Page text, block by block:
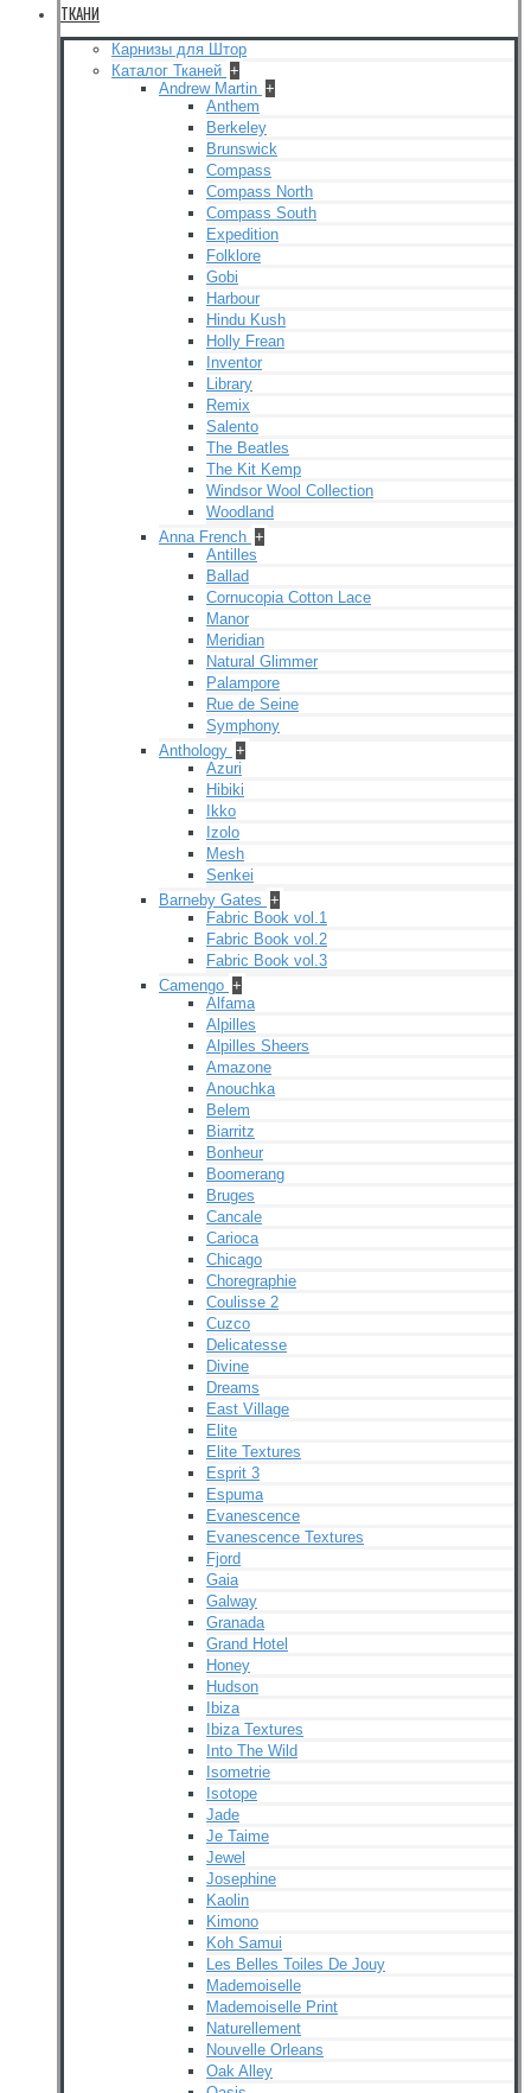
ТКАНИ
Карнизы для Штор
Каталог Тканей +
Andrew Martin +
Anthem
Berkeley
Brunswick
Compass
Compass North
Compass South
Expedition
Folklore
Gobi
Harbour
Hindu Kush
Holly Frean
Inventor
Library
Remix
Salento
The Beatles
The Kit Kemp
Windsor Wool Collection
Woodland
Anna French +
Antilles
Ballad
Cornucopia Cotton Lace
Manor
Meridian
Natural Glimmer
Palampore
Rue de Seine
Symphony
Anthology +
Azuri
Hibiki
Ikko
Izolo
Mesh
Senkei
Barneby Gates +
Fabric Book vol.1
Fabric Book vol.2
Fabric Book vol.3
Camengo +
Alfama
Alpilles
Alpilles Sheers
Amazone
Anouchka
Belem
Biarritz
Bonheur
Boomerang
Bruges
Cancale
Carioca
Chicago
Choregraphie
Coulisse 2
Cuzco
Delicatesse
Divine
Dreams
East Village
Elite
Elite Textures
Esprit 3
Espuma
Evanescence
Evanescence Textures
Fjord
Gaia
Galway
Granada
Grand Hotel
Honey
Hudson
Ibiza
Ibiza Textures
Into The Wild
Isometrie
Isotope
Jade
Je Taime
Jewel
Josephine
Kaolin
Kimono
Koh Samui
Les Belles Toiles De Jouy
Mademoiselle
Mademoiselle Print
Naturellement
Nouvelle Orleans
Oak Alley